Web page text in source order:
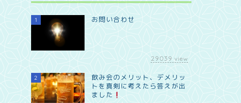
1 お問い合わせ
29039 view
2
飲み会のメリット、デメリッ
トを真剣に考えたら答えが出
ました